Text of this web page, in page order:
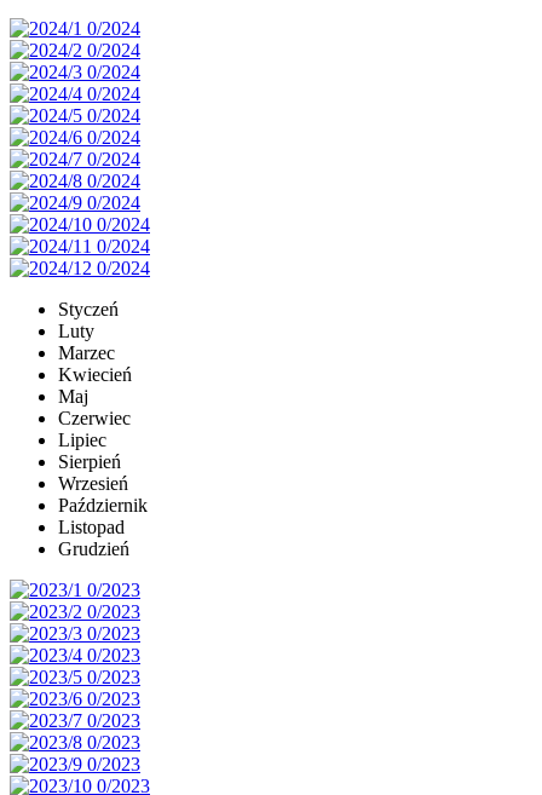
Styczeń
Luty
Marzec
Kwiecień
Maj
Czerwiec
Lipiec
Sierpień
Wrzesień
Październik
Listopad
Grudzień